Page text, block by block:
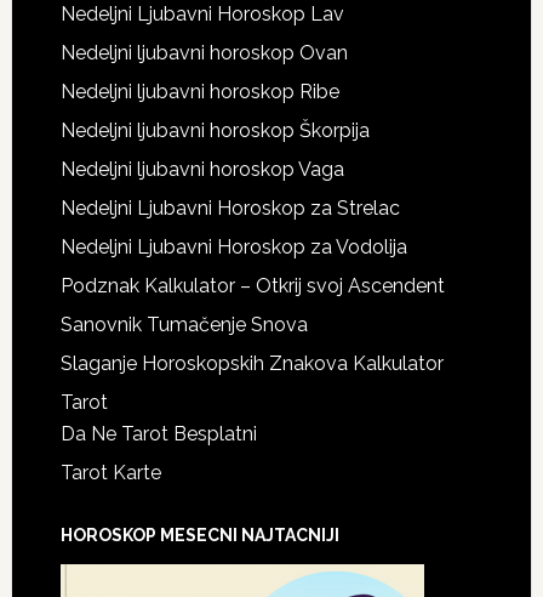
Nedeljni Ljubavni Horoskop Lav
Nedeljni ljubavni horoskop Ovan
Nedeljni ljubavni horoskop Ribe
Nedeljni ljubavni horoskop Škorpija
Nedeljni ljubavni horoskop Vaga
Nedeljni Ljubavni Horoskop za Strelac
Nedeljni Ljubavni Horoskop za Vodolija
Podznak Kalkulator – Otkrij svoj Ascendent
Sanovnik Tumačenje Snova
Slaganje Horoskopskih Znakova Kalkulator
Tarot
Da Ne Tarot Besplatni
Tarot Karte
HOROSKOP MESECNI NAJTACNIJI